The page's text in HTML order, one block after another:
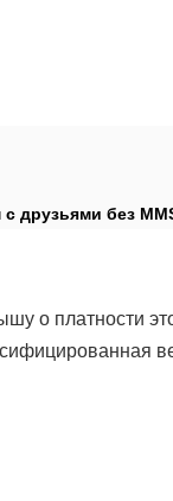
друзьями без
о платности